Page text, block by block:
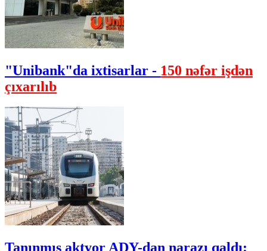
"Unibank"da ixtisarlar - 150 nəfər işdən
çıxarılıb
Tanınmış aktyor ADY-dan narazı qaldı: